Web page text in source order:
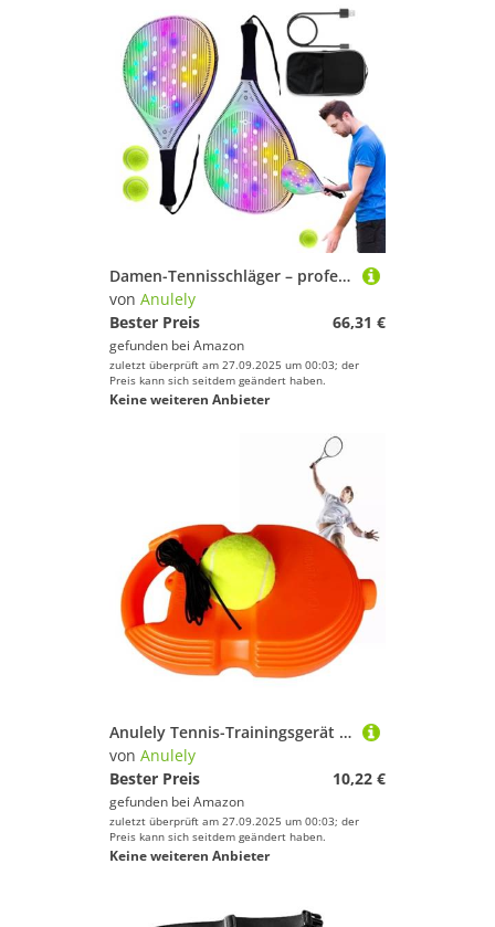
Damen-Tennisschläger – professioneller Tennisschläger mit USB-Ladefunktion | Kohlefaser-Schläger mit 2 Bällen für Junioren, Kinder, Erwachsene für Outdoor-Sportarten und tägliches Training
von Anulely
Bester Preis
66,31 €
gefunden bei Amazon
zuletzt überprüft am 27.09.2025 um 00:03; der
Preis kann sich seitdem geändert haben.
Keine weiteren Anbieter
Anulely Tennis-Trainingsgerät mit Seil, Tennis-Übungs-Trainer, Tennis-Übungsrebounder mit langem elastischem Seil für den Außenbereich, Garten
von Anulely
Bester Preis
10,22 €
gefunden bei Amazon
zuletzt überprüft am 27.09.2025 um 00:03; der
Preis kann sich seitdem geändert haben.
Keine weiteren Anbieter